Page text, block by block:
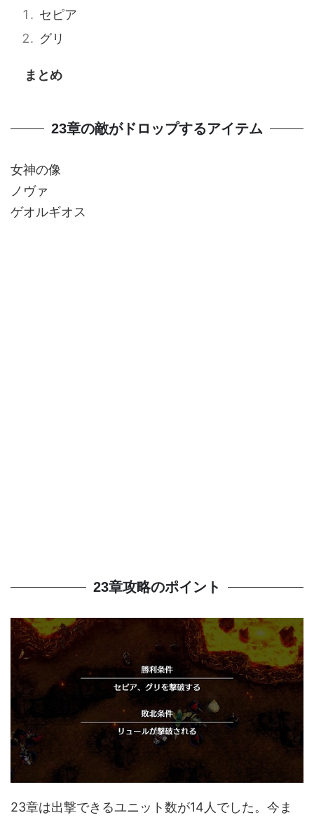
セピア
グリ
まとめ
23章の敵がドロップするアイテム
女神の像
ノヴァ
ゲオルギオス
23章攻略のポイント
23章は出撃できるユニット数が14人でした。今ま